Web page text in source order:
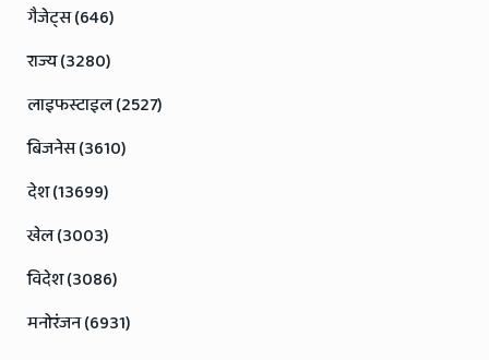
गैजेट्स (646)
राज्य (3280)
लाइफस्टाइल (2527)
बिजनेस (3610)
देश (13699)
खेल (3003)
विदेश (3086)
मनोरंजन (6931)